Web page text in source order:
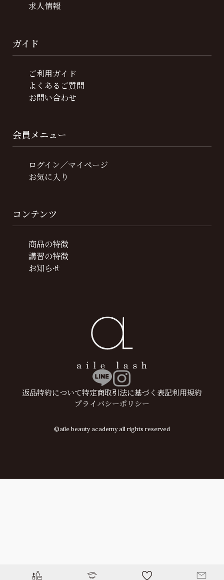
求人情報
ガイド
ご利用ガイド
よくあるご質問
お問い合わせ
会員メニュー
ログイン／マイページ
お気に入り
コンテンツ
商品の特徴
講習の特徴
お知らせ
返品特約について特定商取引法に基づく表記利用規約
プライバシーポリシー
©aile beauty academy all rights reserved